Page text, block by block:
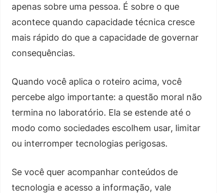
apenas sobre uma pessoa. É sobre o que
acontece quando capacidade técnica cresce
mais rápido do que a capacidade de governar
consequências.
Quando você aplica o roteiro acima, você
percebe algo importante: a questão moral não
termina no laboratório. Ela se estende até o
modo como sociedades escolhem usar, limitar
ou interromper tecnologias perigosas.
Se você quer acompanhar conteúdos de
tecnologia e acesso a informação, vale